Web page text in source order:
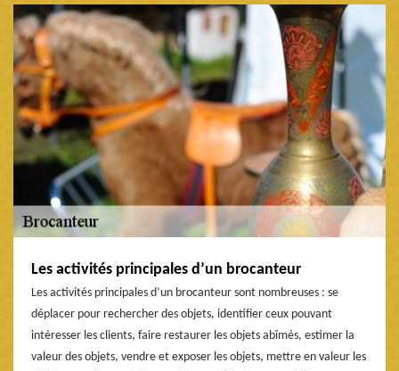
Les activités principales d’un brocanteur
Les activités principales d’un brocanteur sont nombreuses : se
déplacer pour rechercher des objets, identifier ceux pouvant
intéresser les clients, faire restaurer les objets abîmés, estimer la
valeur des objets, vendre et exposer les objets, mettre en valeur les